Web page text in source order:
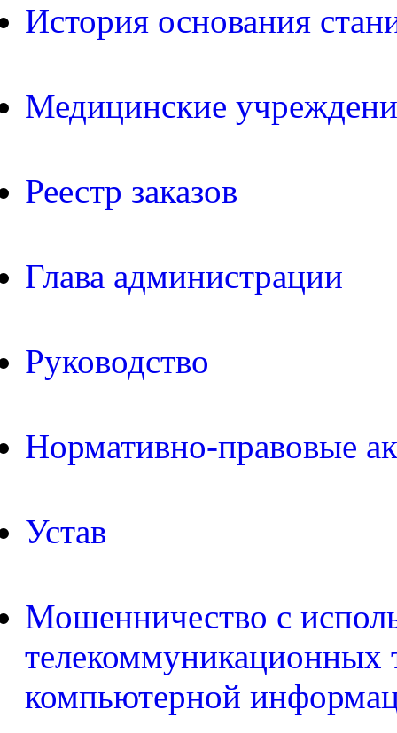
История основания
Медицинские
Реестр заказов
Глава администрации
Руководство
Нормативно-правовые
Устав
Мошенничество с
телекоммуникационных
компьютерной